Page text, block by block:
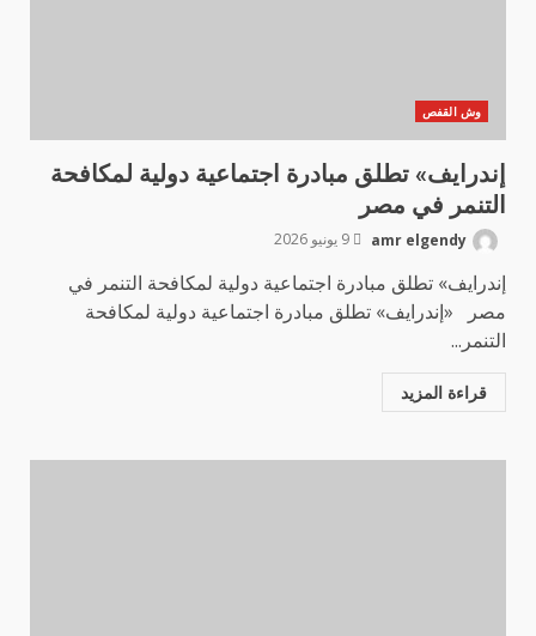
وش القفص
إندرايف» تطلق مبادرة اجتماعية دولية لمكافحة
التنمر في مصر
إندرايف» تطلق مبادرة اجتماعية دولية لمكافحة التنمر في
مصر «إندرايف» تطلق مبادرة اجتماعية دولية لمكافحة
التنمر...
قراءة المزيد